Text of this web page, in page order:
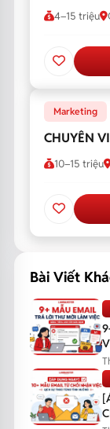
4–15 triệu
Marketing
CHUYÊN
10–15 triệu
Bài Viết